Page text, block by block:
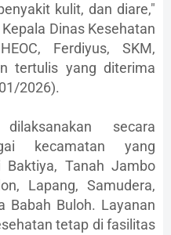
kulit, dan diare,"
Dinas Kesehatan
Ferdiyus, SKM,
tertulis yang diterima
2026).
secara
kecamatan yang
Tanah Jambo
Lapang, Samudera,
Babah Buloh. Layanan
tetap di fasilitas